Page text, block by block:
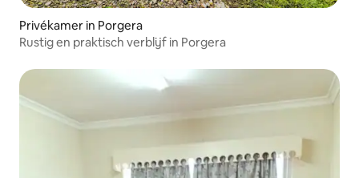
Privékamer in Porgera
Rustig en praktisch verblijf in Porgera